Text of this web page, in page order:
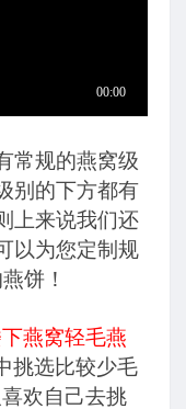
常规的燕窝级
别的下方都有
上来说我们还
以为您定制规
饼！
燕窝轻毛燕
挑选比较少毛
欢自己去挑